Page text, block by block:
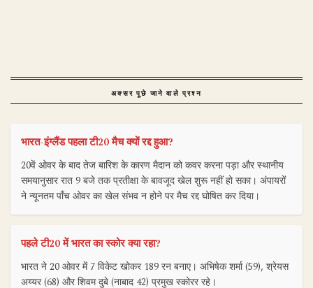
अक्सर पूछे जाने वाले प्रश्न
भारत-इंग्लैंड पहला टी20 मैच क्यों रद्द हुआ?
20वें ओवर के बाद तेज बारिश के कारण मैदान को कवर करना पड़ा और स्थानीय
समयानुसार रात 9 बजे तक प्रतीक्षा के बावजूद खेल शुरू नहीं हो सका। अंपायरों
ने न्यूनतम पाँच ओवर का खेल संभव न होने पर मैच रद्द घोषित कर दिया।
पहले टी20 में भारत का स्कोर क्या रहा?
भारत ने 20 ओवर में 7 विकेट खोकर 189 रन बनाए। अभिषेक शर्मा (59), श्रेयस
अय्यर (68) और शिवम दुबे (नाबाद 42) प्रमुख स्कोरर रहे।